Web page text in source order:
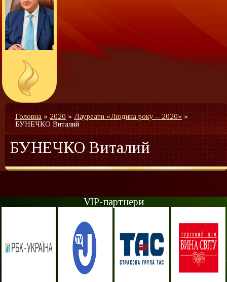
Головна »2020»Лауреати «Людина року – 2020»»
БУНЕЧКО Виталий
БУНЕЧКО Виталий
VIP-партнери